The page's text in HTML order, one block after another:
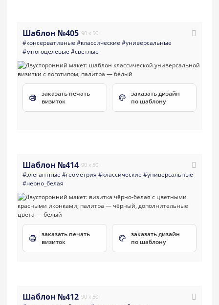
Шаблон №405 90 x 50
#консервативные #классические #универсальные
#многоцелевые #светлые
заказать печать
визиток
заказать дизайн
по шаблону
Шаблон №414 90 x 50
#элегантные #геометрия #классические #универсальные
#черно_белая
заказать печать
визиток
заказать дизайн
по шаблону
Шаблон №412 90 x 50